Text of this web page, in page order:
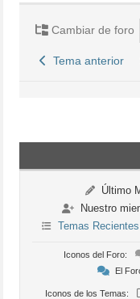
Cambiar de foro
Tema anterior
Último
Nuestro
Temas Recientes
Iconos del Foro:
El
Iconos de los Temas: